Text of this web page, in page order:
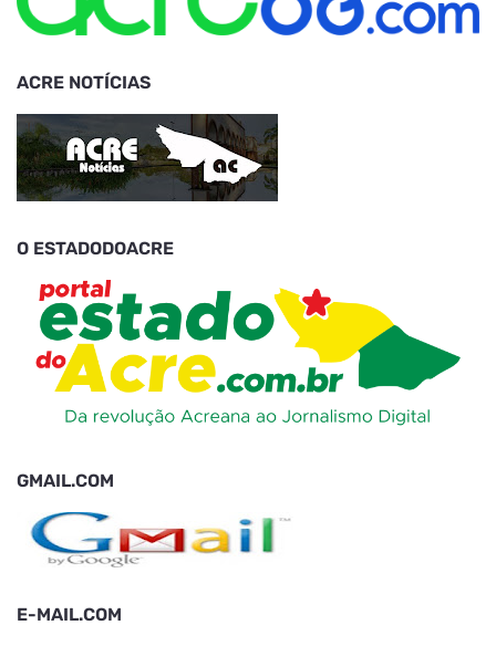
ACRE NOTÍCIAS
O ESTADODOACRE
GMAIL.COM
E-MAIL.COM